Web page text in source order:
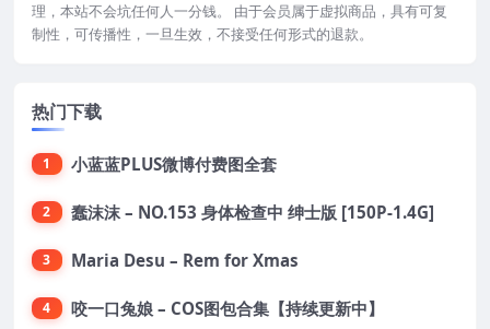
理，本站不会坑任何人一分钱。 由于会员属于虚拟商品，具有可复
制性，可传播性，一旦生效，不接受任何形式的退款。
热门下载
1 小蓝蓝PLUS微博付费图全套
2 蠢沫沫 – NO.153 身体检查中 绅士版 [150P-1.4G]
3 Maria Desu – Rem for Xmas
4 咬一口兔娘 – COS图包合集【持续更新中】